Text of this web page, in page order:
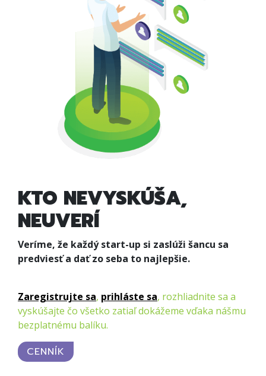
KTO NEVYSKÚŠA,
NEUVERÍ
Veríme, že každý start-up si zaslúži šancu sa
predviesť a dať zo seba to najlepšie.
Zaregistrujte sa, prihláste sa, rozhliadnite sa a
vyskúšajte čo všetko zatiaľ dokážeme vďaka nášmu
bezplatnému balíku.
CENNÍK